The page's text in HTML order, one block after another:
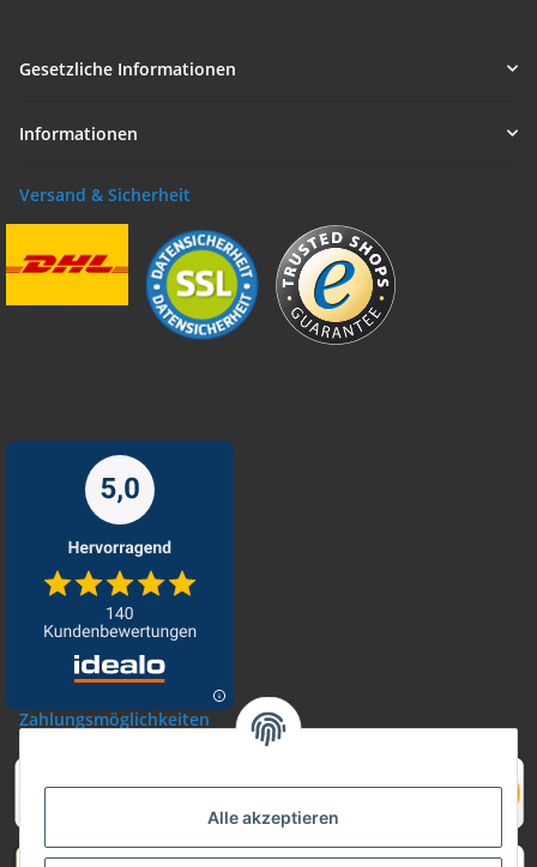
Alle akzeptieren
Gesetzliche Informationen
Informationen
Versand & Sicherheit
Zahlungsmöglichkeiten